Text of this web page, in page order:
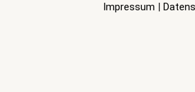
Impressum |